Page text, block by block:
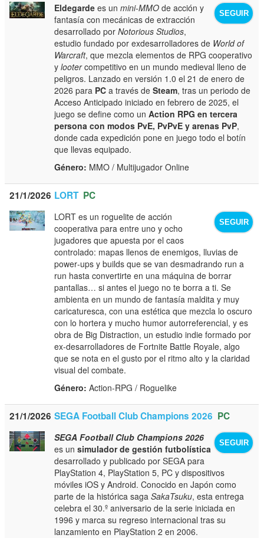
SEGUIR
Eldegarde es unmini-MMO de acción y
fantasía con mecánicas de extracción
desarrollado porNotorious Studios,
estudio fundado por exdesarrolladores de World of
Warcraft, que mezcla elementos de RPG cooperativo
ylootercompetitivo en un mundo medieval lleno de
peligros. Lanzado en versión 1.0 el 21 de enero de
2026 para PC a través deSteam, tras un periodo de
Acceso Anticipado iniciado en febrero de 2025, el
juego se define como unAction RPG en tercera
persona con modos PvE, PvPvE y arenas PvP,
donde cada expedición pone en juego todo el botín
que llevas equipado.
Género: MMO / Multijugador Online
21/1/2026 LORT PC
SEGUIR
LORT es un roguelite de acción
cooperativa para entre uno y ocho
jugadores que apuesta por el caos
controlado: mapas llenos de enemigos, lluvias de
power‑ups y builds que se van desmadrando run a
run hasta convertirte en una máquina de borrar
pantallas… si antes el juego no te borra a ti. Se
ambienta en un mundo de fantasía maldita y muy
caricaturesca, con una estética que mezcla lo oscuro
con lo hortera y mucho humor autorreferencial, y es
obra de Big Distraction, un estudio indie formado por
ex‑desarrolladores de Fortnite Battle Royale, algo
que se nota en el gusto por el ritmo alto y la claridad
visual del combate.
Género: Action-RPG / Roguelike
21/1/2026 SEGA Football Club Champions 2026 PC
SEGUIR
SEGA Football Club Champions 2026
es unsimulador de gestión futbolística
desarrollado y publicado por SEGA para
PlayStation 4, PlayStation 5, PC y dispositivos
móviles iOS y Android. Conocido en Japón como
parte de la histórica sagaSakaTsuku, esta entrega
celebra el 30.º aniversario de la serie iniciada en
1996 y marca su regreso internacional tras su
lanzamiento en PlayStation 2 en 2006.